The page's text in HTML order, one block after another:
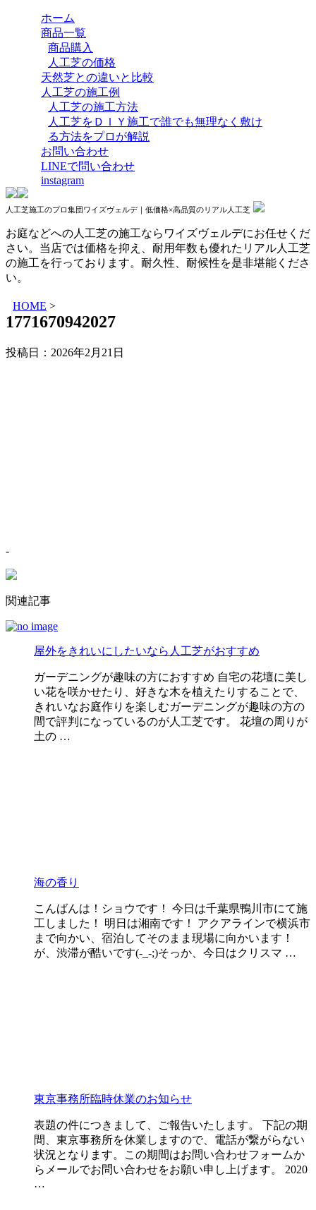
ホーム
商品一覧
商品購入
人工芝の価格
天然芝との違いと比較
人工芝の施工例
人工芝の施工方法
人工芝をＤＩＹ施工で誰でも無理なく敷け
る方法をプロが解説
お問い合わせ
LINEで問い合わせ
instagram
人工芝施工のプロ集団ワイズヴェルデ｜低価格×高品質のリアル人工芝
お庭などへの人工芝の施工ならワイズヴェルデにお任せくだ
さい。当店では価格を抑え、耐用年数も優れたリアル人工芝
の施工を行っております。耐久性、耐候性を是非堪能くださ
い。
HOME >
1771670942027
投稿日： 2026年2月21日
-
関連記事
屋外をきれいにしたいなら人工芝がおすすめ
ガーデニングが趣味の方におすすめ 自宅の花壇に美し
い花を咲かせたり、好きな木を植えたりすることで、
きれいなお庭作りを楽しむガーデニングが趣味の方の
間で評判になっているのが人工芝です。 花壇の周りが
土の …
海の香り
こんばんは！ショウです！ 今日は千葉県鴨川市にて施
工しました！ 明日は湘南です！ アクアラインで横浜市
まで向かい、宿泊してそのまま現場に向かいます！
が、渋滞が酷いです(-_-;)そっか、今日はクリスマ …
東京事務所臨時休業のお知らせ
表題の件につきまして、ご報告いたします。 下記の期
間、東京事務所を休業しますので、電話が繋がらない
状況となります。この期間はお問い合わせフォームか
らメールでお問い合わせをお願い申し上げます。 2020
…